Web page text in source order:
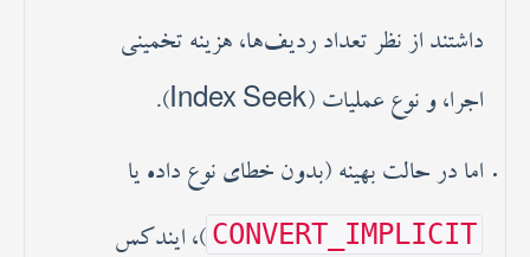
داشتند از نظر تعداد ردیف‌ها، هزینه تخمینی
اجرا، و نوع عملیات (Index Seek).
اما در حالت بهینه (بدون خطای نوع داده یا
CONVERT_IMPLICIT )، ایندکس